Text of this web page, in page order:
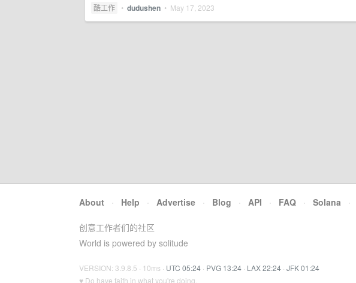
酷工作 • dudushen • May 17, 2023
About · Help · Advertise · Blog · API · FAQ · Solana ·
创意工作者们的社区
World is powered by solitude
VERSION: 3.9.8.5 · 10ms · UTC 05:24 · PVG 13:24 · LAX 22:24 · JFK 01:24
♥ Do have faith in what you're doing.